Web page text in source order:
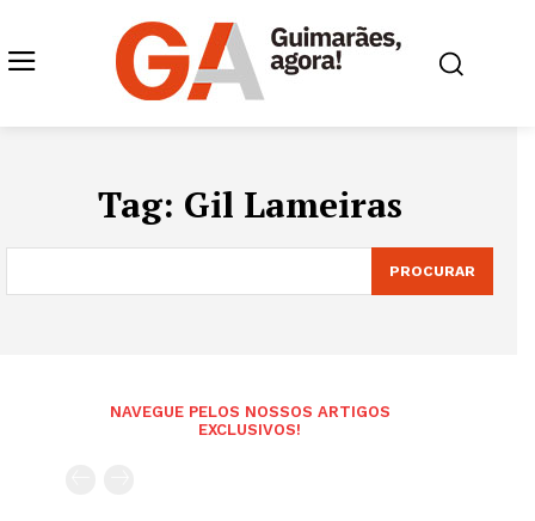
Tag: Gil Lameiras
PROCURAR
NAVEGUE PELOS NOSSOS ARTIGOS
EXCLUSIVOS!